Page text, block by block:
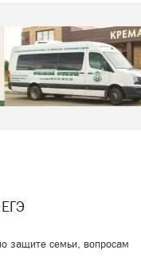
защите семьи, вопросам